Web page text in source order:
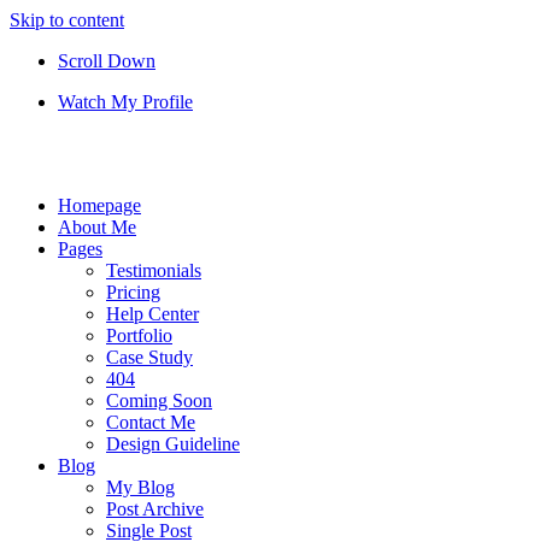
Skip to content
Scroll Down
Watch My Profile
Homepage
About Me
Pages
Testimonials
Pricing
Help Center
Portfolio
Case Study
404
Coming Soon
Contact Me
Design Guideline
Blog
My Blog
Post Archive
Single Post